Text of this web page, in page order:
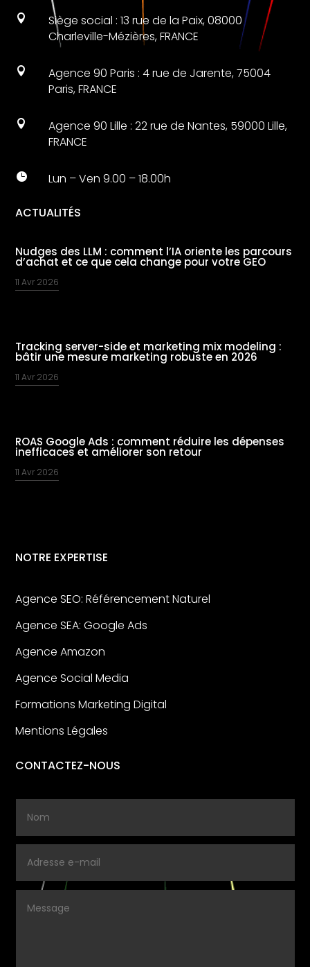

Siège social : 13 rue de la Paix, 08000
Charleville-Mézières, FRANCE

Agence 90 Paris : 4 rue de Jarente, 75004
Paris, FRANCE

Agence 90 Lille : 22 rue de Nantes, 59000 Lille,
FRANCE
 Lun – Ven 9.00 – 18.00h
ACTUALITÉS
Nudges des LLM : comment l’IA oriente les parcours
d’achat et ce que cela change pour votre GEO
11 Avr 2026
Tracking server-side et marketing mix modeling :
bâtir une mesure marketing robuste en 2026
11 Avr 2026
ROAS Google Ads : comment réduire les dépenses
inefficaces et améliorer son retour
11 Avr 2026
NOTRE EXPERTISE
Agence SEO: Référencement Naturel
Agence SEA: Google Ads
Agence Amazon
Agence Social Media
Formations Marketing Digital
Mentions Légales
CONTACTEZ-NOUS